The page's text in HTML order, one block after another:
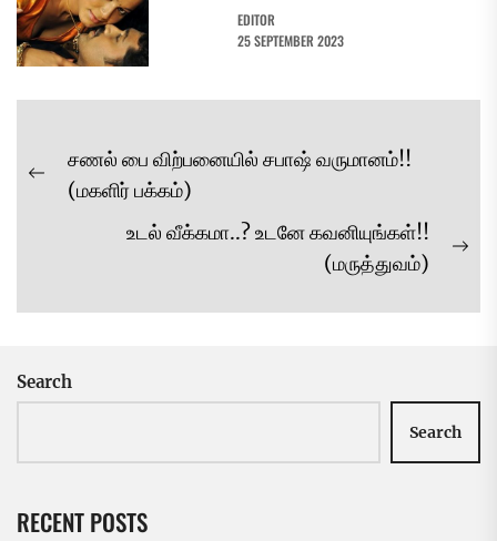
EDITOR
25 SEPTEMBER 2023
Post
navigation
Previous
சணல் பை விற்பனையில் சபாஷ் வருமானம்!!
(மகளிர் பக்கம்)
உடல் வீக்கமா..? உடனே கவனியுங்கள்!!
(மருத்துவம்)
Search
Search
RECENT POSTS